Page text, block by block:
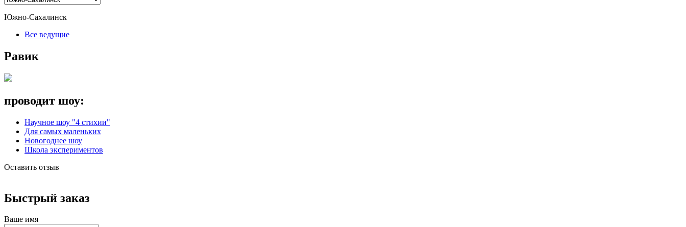
Южно-Сахалинск
Все ведущие
Равик
проводит шоу:
Научное шоу "4 стихии"
Для самых маленьких
Новогоднее шоу
Школа экспериментов
Оставить отзыв
Быстрый заказ
Ваше имя